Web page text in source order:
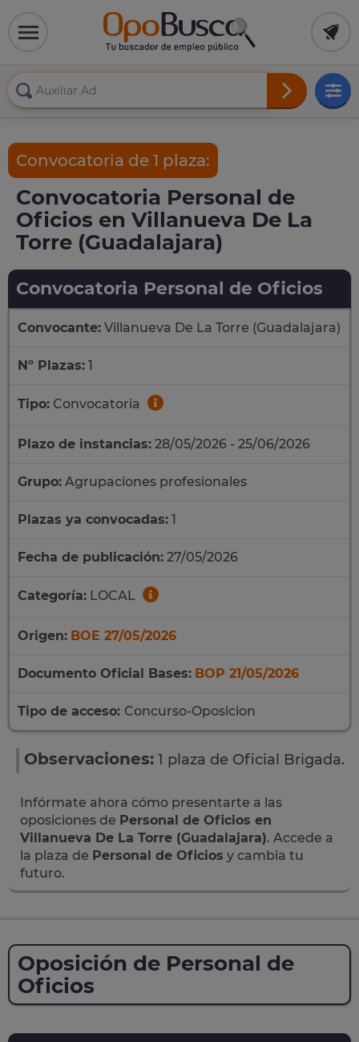
Convocatoria de 1 plaza:
Convocatoria Personal de
Oficios en Villanueva De La
Torre (Guadalajara)
Convocatoria Personal de Oficios
Convocante: Villanueva De La Torre (Guadalajara)
Nº Plazas: 1
Tipo: Convocatoria
Plazo de instancias: 28/05/2026 - 25/06/2026
Grupo: Agrupaciones profesionales
Plazas ya convocadas: 1
Fecha de publicación: 27/05/2026
Categoría: LOCAL
Origen: BOE 27/05/2026
Documento Oficial Bases: BOP 21/05/2026
Tipo de acceso: Concurso-Oposicion
Observaciones: 1 plaza de Oficial Brigada.
Infórmate ahora cómo presentarte a las
oposiciones de Personal de Oficios en
Villanueva De La Torre (Guadalajara). Accede a
la plaza de Personal de Oficios y cambia tu
futuro.
Oposición de Personal de
Oficios